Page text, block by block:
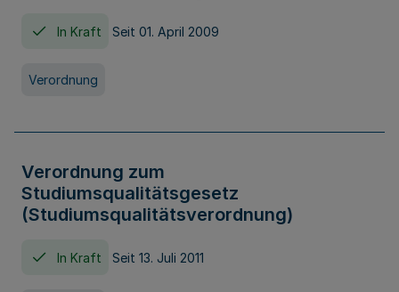
In Kraft Seit 01. April 2009
Verordnung
Verordnung zum
Studiumsqualitätsgesetz
(Studiumsqualitätsverordnung)
In Kraft Seit 13. Juli 2011